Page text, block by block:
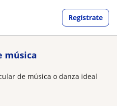
Regístrate
música
de música o danza ideal